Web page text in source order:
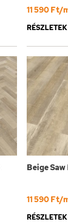
11 590 Ft/
RÉSZLETEK
Beige
11 590 Ft/
RÉSZLETEK